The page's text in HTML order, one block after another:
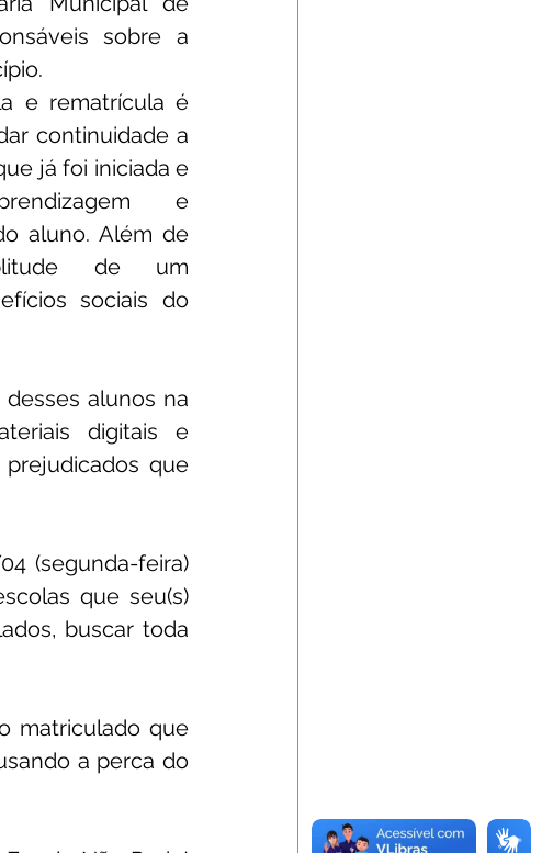
Econômico
Esporte
sobre a
e rematrícula é
continuidade a
já foi iniciada e
e
aluno. Além de
de um
sociais do
alunos na
digitais e
que
(segunda-feira)
que seu(s)
buscar toda
matriculado que
a perca do